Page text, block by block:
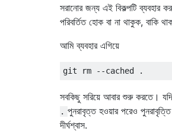
সরানোর জন্য এই বিকল্পটি ব্যবহার
পরিবর্তিত হোক বা না থাকুক, বাকি
আমি ব্যবহার এগিয়ে
সবকিছু সরিয়ে আবার শুরু করতে।
. পুনরাবৃত্ত হওয়ার পরেও
দীর্ঘশ্বাস.